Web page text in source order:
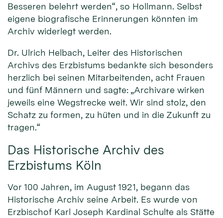
Besseren belehrt werden“, so Hollmann. Selbst
eigene biografische Erinnerungen könnten im
Archiv widerlegt werden.
Dr. Ulrich Helbach, Leiter des Historischen
Archivs des Erzbistums bedankte sich besonders
herzlich bei seinen Mitarbeitenden, acht Frauen
und fünf Männern und sagte: „Archivare wirken
jeweils eine Wegstrecke weit. Wir sind stolz, den
Schatz zu formen, zu hüten und in die Zukunft zu
tragen.“
Das Historische Archiv des
Erzbistums Köln
Vor 100 Jahren, im August 1921, begann das
Historische Archiv seine Arbeit. Es wurde von
Erzbischof Karl Joseph Kardinal Schulte als Stätte